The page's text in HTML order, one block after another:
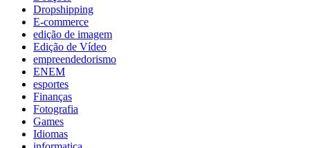
Dropshipping
E-commerce
edição de imagem
Edição de Vídeo
empreendedorismo
ENEM
esportes
Finanças
Fotografia
Games
Idiomas